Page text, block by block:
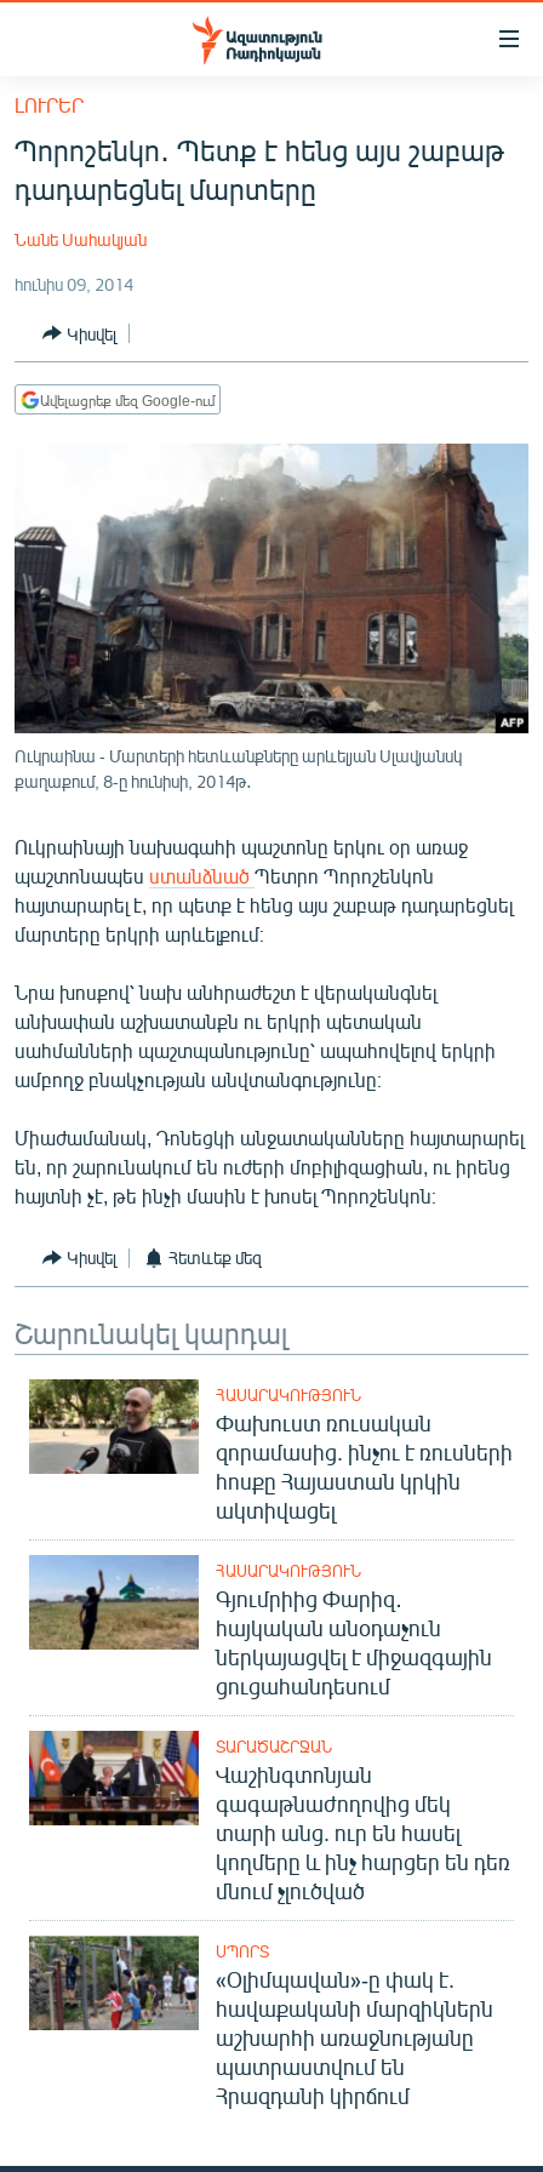
Մատչելիության
հիմնական
բովանդակությանը
հիմնական
մենյուին
ՀԱՅԱՍՏԱՆ
ՔԱՂԱՔԱԿԱՆ
ԸՆՏՐՈՒԹՅՈՒՆՆԵՐ 2026
ԻՐԱՎՈՒՆՔ
ՀԱՍԱՐԱԿՈՒԹՅՈՒՆ
ՏՆՏԵՍՈՒԹՅՈՒՆ
ՊԱՏԵՐԱԶՄԻ 6 ՇԱԲԱԹՆԵՐԸ
ՏԱՐԱԾԱՇՐՋԱՆ
ՄԻՋԱԶԳԱՅԻՆ
ՄՇԱԿՈՒՅԹ
ՍՊՈՐՏ
ՄԵԿՆԱԲԱՆՈՒԹՅՈՒՆ
ՏՏ ԵՒ ԻՆՏԵՐՆԵՏ
ԿՈՐՈՆԱՎԻՐՈՒՍ
ՏԵՍԱՆՅՈՒԹԵՐ
ԲԱՆԱՎԵՃ
ՓՈԴՔԱՍԹ
Հայերեն
Русский
«Ազատության» բոլոր կայքերը
ԼՈՒՐԵՐ
Պորոշենկո․ Պետք է հենց այս շաբաթ
դադարեցնել մարտերը
Նանե Սահակյան
հունիս 09, 2014
Կիսվել
Ավելացրեք մեզ Google-ում
Ուկրաինա - Մարտերի հետևանքները արևելյան Սլավյանսկ
քաղաքում, 8-ը հունիսի, 2014թ․
Ուկրաինայի նախագահի պաշտոնը երկու օր առաջ
պաշտոնապես ստանձնած Պետրո Պորոշենկոն
հայտարարել է, որ պետք է հենց այս շաբաթ դադարեցնել
մարտերը երկրի արևելքում։
Նրա խոսքով՝ նախ անհրաժեշտ է վերականգնել
անխափան աշխատանքն ու երկրի պետական
սահմանների պաշտպանությունը՝ ապահովելով երկրի
ամբողջ բնակչության անվտանգությունը։
Միաժամանակ, Դոնեցկի անջատականները հայտարարել
են, որ շարունակում են ուժերի մոբիլիզացիան, ու իրենց
հայտնի չէ, թե ինչի մասին է խոսել Պորոշենկոն։
Կիսվել Հետևեք մեզ
Շարունակել կարդալ
ՀԱՍԱՐԱԿՈՒԹՅՈՒՆ
Փախուստ ռուսական
զորամասից. ինչու է ռուսների
հոսքը Հայաստան կրկին
ակտիվացել
ՀԱՍԱՐԱԿՈՒԹՅՈՒՆ
Գյումրիից Փարիզ․
հայկական անօդաչուն
ներկայացվել է միջազգային
ցուցահանդեսում
ՏԱՐԱԾԱՇՐՋԱՆ
Վաշինգտոնյան
գագաթնաժողովից մեկ
տարի անց. ուր են հասել
կողմերը և ինչ հարցեր են դեռ
մնում չլուծված
ՍՊՈՐՏ
«Օլիմպավան»-ը փակ է.
հավաքականի մարզիկներն
աշխարհի առաջնությանը
պատրաստվում են
Հրազդանի կիրճում